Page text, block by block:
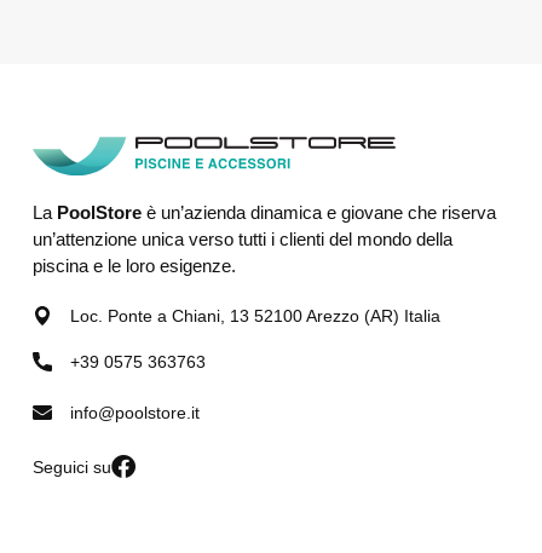
La PoolStoreè un’azienda dinamica e giovane che riserva
un’attenzione unica verso tutti i clienti del mondo della
piscina e le loro esigenze.
Loc. Ponte a Chiani, 13 52100 Arezzo (AR) Italia
+39 0575 363763
info@poolstore.it
Seguici su